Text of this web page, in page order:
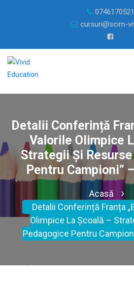
0746170521
cursuri@scim-
Detalii Conferință
Valorile Olimpice
Strategii Și
Pentru Campioni”
Acasă
Detalii Conferință Franța
Olimpice La Școală –
Pedagogice Pentru